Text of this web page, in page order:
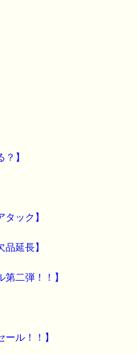
ル 10% off ★3/20まで継続
め、実力を発揮しましょう
るみこ 編集後記 ━━━━☆
ですが
】
ック】
延長】
二弾！！】
ル！！】